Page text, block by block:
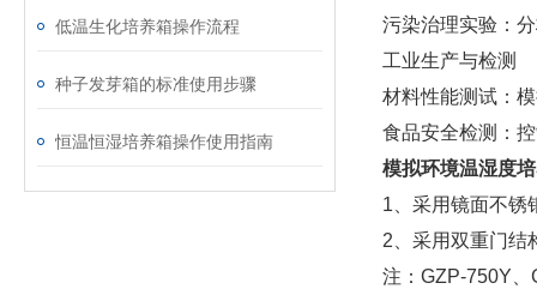
低温生化培养箱操作流程
种子发芽箱的标准使用步骤
恒温恒湿培养箱操作使用指南
污染治理实验‌：
‌工业生产与检测‌
材料性能测试‌：
食品安全检测‌：
模拟‌环境温湿度
1、采用镜面不锈
2、采用双重门结
注：GZP-750Y